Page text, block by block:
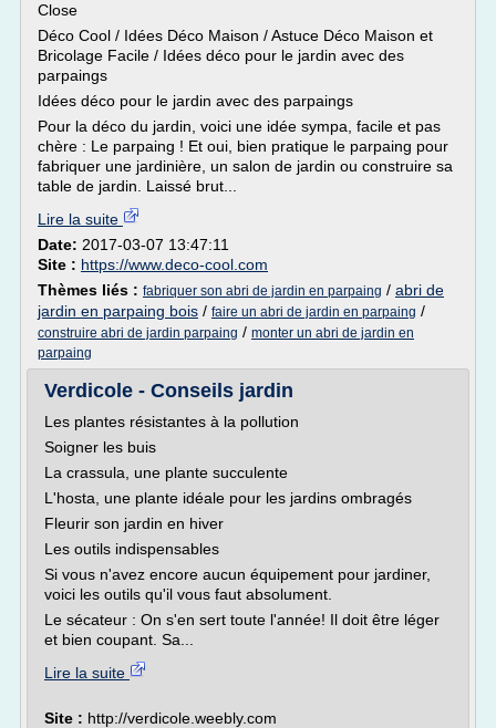
Close
Déco Cool / Idées Déco Maison / Astuce Déco Maison et
Bricolage Facile / Idées déco pour le jardin avec des
parpaings
Idées déco pour le jardin avec des parpaings
Pour la déco du jardin, voici une idée sympa, facile et pas
chère : Le parpaing ! Et oui, bien pratique le parpaing pour
fabriquer une jardinière, un salon de jardin ou construire sa
table de jardin. Laissé brut...
Lire la suite
Date: 2017-03-07 13:47:11
Site : https://www.deco-cool.com
Thèmes liés : fabriquer son abri de jardin en parpaing / abri de
jardin en parpaing bois / faire un abri de jardin en parpaing /
construire abri de jardin parpaing / monter un abri de jardin en
parpaing
Verdicole - Conseils jardin
Les plantes résistantes à la pollution
Soigner les buis
La crassula, une plante succulente
L'hosta, une plante idéale pour les jardins ombragés
Fleurir son jardin en hiver
Les outils indispensables
Si vous n'avez encore aucun équipement pour jardiner,
voici les outils qu'il vous faut absolument.
Le sécateur : On s'en sert toute l'année! Il doit être léger
et bien coupant. Sa...
Lire la suite
Site : http://verdicole.weebly.com